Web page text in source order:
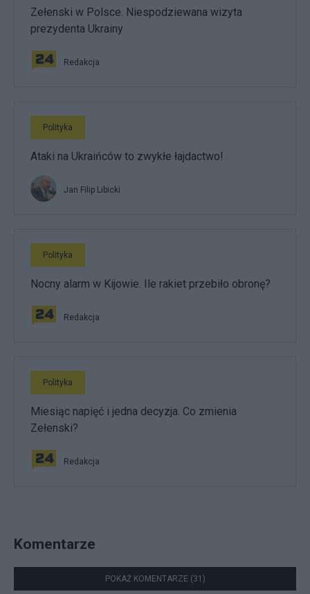
Zełenski w Polsce. Niespodziewana wizyta
prezydenta Ukrainy
Redakcja
Polityka
Ataki na Ukraińców to zwykłe łajdactwo!
Jan Filip Libicki
Polityka
Nocny alarm w Kijowie. Ile rakiet przebiło obronę?
Redakcja
Polityka
Miesiąc napięć i jedna decyzja. Co zmienia
Zełenski?
Redakcja
Komentarze
POKAŻ KOMENTARZE (31)